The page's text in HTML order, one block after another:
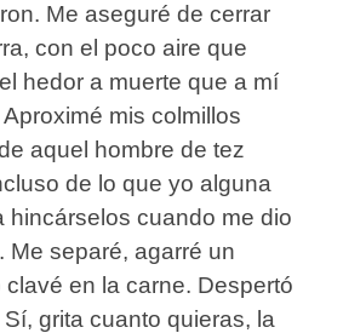
Me aseguré de cerrar
con el poco aire que
hedor a muerte que a mí
mis colmillos
aquel hombre de tez
de lo que yo alguna
hincárselos cuando me dio
Me separé, agarré un
en la carne. Despertó
grita cuanto quieras, la